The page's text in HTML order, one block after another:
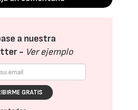
a nuestra
- Ver ejemplo
GRATIS